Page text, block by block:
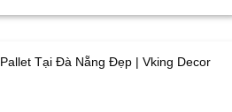
Tại Đà Nẵng Đẹp | Vking Decor